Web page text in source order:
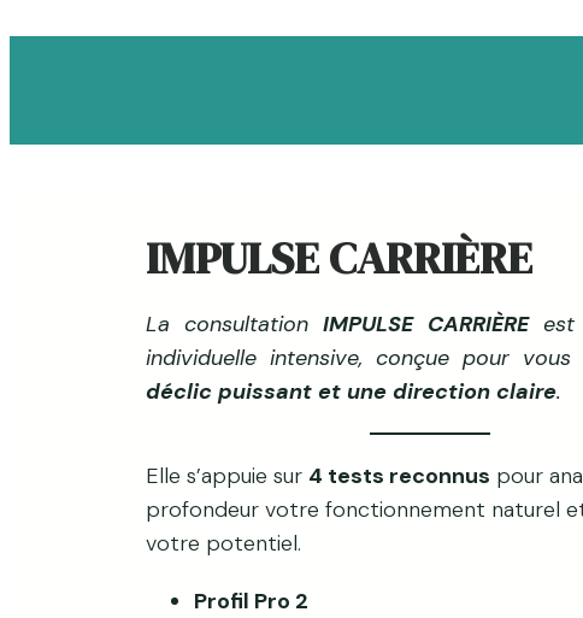
IMPULSE CARRIÈRE
La consultation IMPULSE CARRIÈREest
individuelle intensive, conçue pour vous
déclic puissant et une direction claire.
Elle s’appuie sur 4 tests reconnus pour
profondeur votre fonctionnement naturel
votre potentiel.
Profil Pro 2